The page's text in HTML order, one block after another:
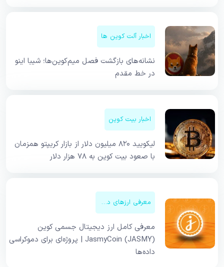
اخبار آلت کوین ها
نشانه‌های بازگشت فصل میم‌کوین‌ها؛ شیبا اینو
در خط مقدم
اخبار بیت کوین
لیکویید ۸۲۰ میلیون دلار از بازار کریپتو همزمان
با صعود بیت کوین به ۷۸ هزار دلار
معرفی ارزهای دیجیتال
معرفی کامل ارز دیجیتال جسمی کوین
JasmyCoin (JASMY) | پروژه‌ای برای دموکراسی
داده‌ها